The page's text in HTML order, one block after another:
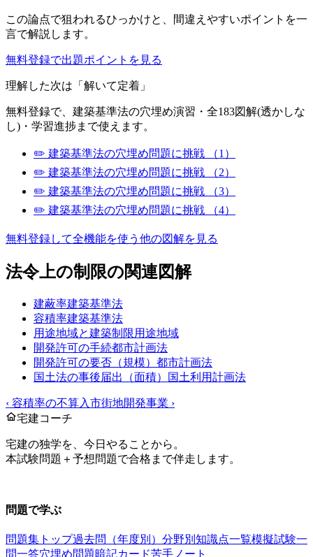
この論点で狙われるひっかけと、間違えやすいポイントを一
言で解説します。
無料登録で出題ポイントを見る
理解した次は「解いて定着」
無料登録で、 建築基準法の穴埋め演習・全183図解(透かしな
し)・学習進捗まで使えます。
✏️ 建築基準法の穴埋め問題に挑戦
（1）
✏️ 建築基準法の穴埋め問題に挑戦
（2）
✏️ 建築基準法の穴埋め問題に挑戦
（3）
✏️ 建築基準法の穴埋め問題に挑戦 （4）
無料登録して全機能を使う 他の図解を見る
法令上の制限の関連図解
建蔽率建築基準法
容積率建築基準法
用途地域と建築制限用途地域
開発許可の手続都市計画法
開発許可の要否（規模） 都市計画法
国土法の事後届出（面積）
国土利用計画法
‹ 容積率の不算入市街地開発事業 ›
宅建コーチ
宅建の独学を、今日やることから。
本試験問題＋予想問題で合格まで伴走します。
問題で学ぶ
問題集トップ過去問（年度別） 分野別 知識点一覧模擬試験一
問一答穴埋め問題暗記カード苦手ノート